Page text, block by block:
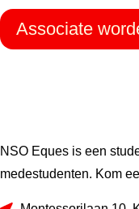
Associate
NSO Eques is een
medestudenten. Kom